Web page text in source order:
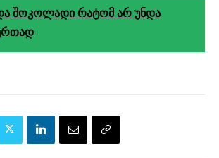
შოკოლადი რატომ არ უნდა